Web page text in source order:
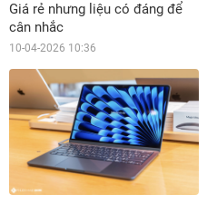
Giá rẻ nhưng liệu có đáng để
cân nhắc
10-04-2026 10:36